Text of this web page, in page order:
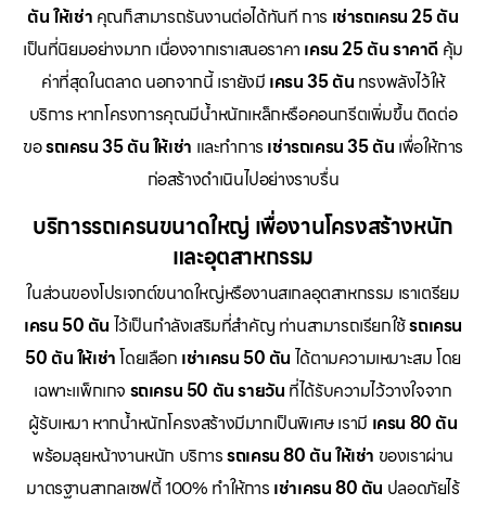
ตัน ให้เช่า คุณก็สามารถรันงานต่อได้ทันที การ เช่ารถเครน 25 ตัน
เป็นที่นิยมอย่างมาก เนื่องจากเราเสนอราคา เครน 25 ตัน ราคาดี คุ้ม
ค่าที่สุดในตลาด นอกจากนี้ เรายังมี เครน 35 ตัน ทรงพลังไว้ให้
บริการ หากโครงการคุณมีน้ำหนักเหล็กหรือคอนกรีตเพิ่มขึ้น ติดต่อ
ขอรถเครน 35 ตัน ให้เช่า และทำการ เช่ารถเครน 35 ตัน เพื่อให้การ
ก่อสร้างดำเนินไปอย่างราบรื่น
บริการรถเครนขนาดใหญ่ เพื่องานโครงสร้างหนัก
และอุตสาหกรรม
ในส่วนของโปรเจกต์ขนาดใหญ่หรืองานสเกลอุตสาหกรรม เราเตรียม
เครน 50 ตัน ไว้เป็นกำลังเสริมที่สำคัญ ท่านสามารถเรียกใช้รถเครน
50 ตัน ให้เช่าโดยเลือก เช่าเครน 50 ตัน ได้ตามความเหมาะสม โดย
เฉพาะแพ็กเกจ รถเครน 50 ตัน รายวัน ที่ได้รับความไว้วางใจจาก
ผู้รับเหมา หากน้ำหนักโครงสร้างมีมากเป็นพิเศษ เรามี เครน 80 ตัน
พร้อมลุยหน้างานหนัก บริการรถเครน 80 ตัน ให้เช่า ของเราผ่าน
มาตรฐานสากลเซฟตี้ 100% ทำให้การ เช่าเครน 80 ตัน ปลอดภัยไร้